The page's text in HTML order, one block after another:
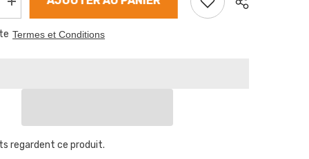
Augmenter
la
de
730/955
Termes et Conditions
regardent ce produit.